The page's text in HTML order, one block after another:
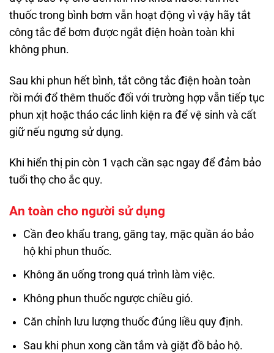
thuốc trong bình bơm vẫn hoạt động vì vậy hãy tắt
công tắc để bơm được ngắt điện hoàn toàn khi
không phun.
Sau khi phun hết bình, tắt công tắc điện hoàn toàn
rồi mới đổ thêm thuốc đối với trường hợp vẫn tiếp tục
phun xịt hoặc tháo các linh kiện ra để vệ sinh và cất
giữ nếu ngưng sử dụng.
Khi hiển thị pin còn 1 vạch cần sạc ngay để đảm bảo
tuổi thọ cho ắc quy.
An toàn cho người sử dụng
Cần đeo khẩu trang, găng tay, mặc quần áo bảo
hộ khi phun thuốc.
Không ăn uống trong quá trình làm việc.
Không phun thuốc ngược chiều gió.
Căn chỉnh lưu lượng thuốc đúng liều quy định.
Sau khi phun xong cần tắm và giặt đồ bảo hộ.